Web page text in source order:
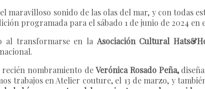
maravilloso sonido de las olas del mar, y con todas
programada para el sábado 1 de junio de 2024
al transformarse en la Asociación Cultural
nombramiento deVerónica Rosado Peña,
trabajos en Atelier couture, el 13 de marzo, y